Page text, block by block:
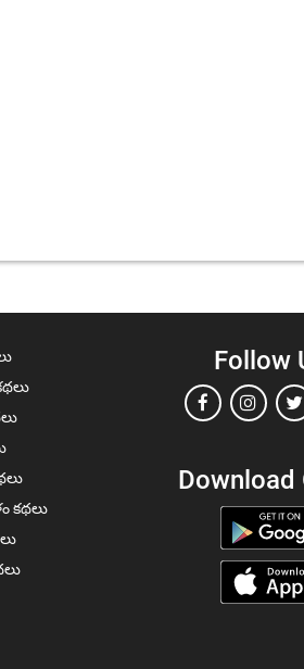
Follow
Download